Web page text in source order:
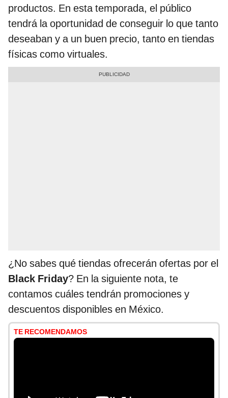
productos. En esta temporada, el público
tendrá la oportunidad de conseguir lo que tanto
deseaban y a un buen precio, tanto en tiendas
físicas como virtuales.
¿No sabes qué tiendas ofrecerán ofertas por el
Black Friday? En la siguiente nota, te
contamos cuáles tendrán promociones y
descuentos disponibles en México.
TE RECOMENDAMOS